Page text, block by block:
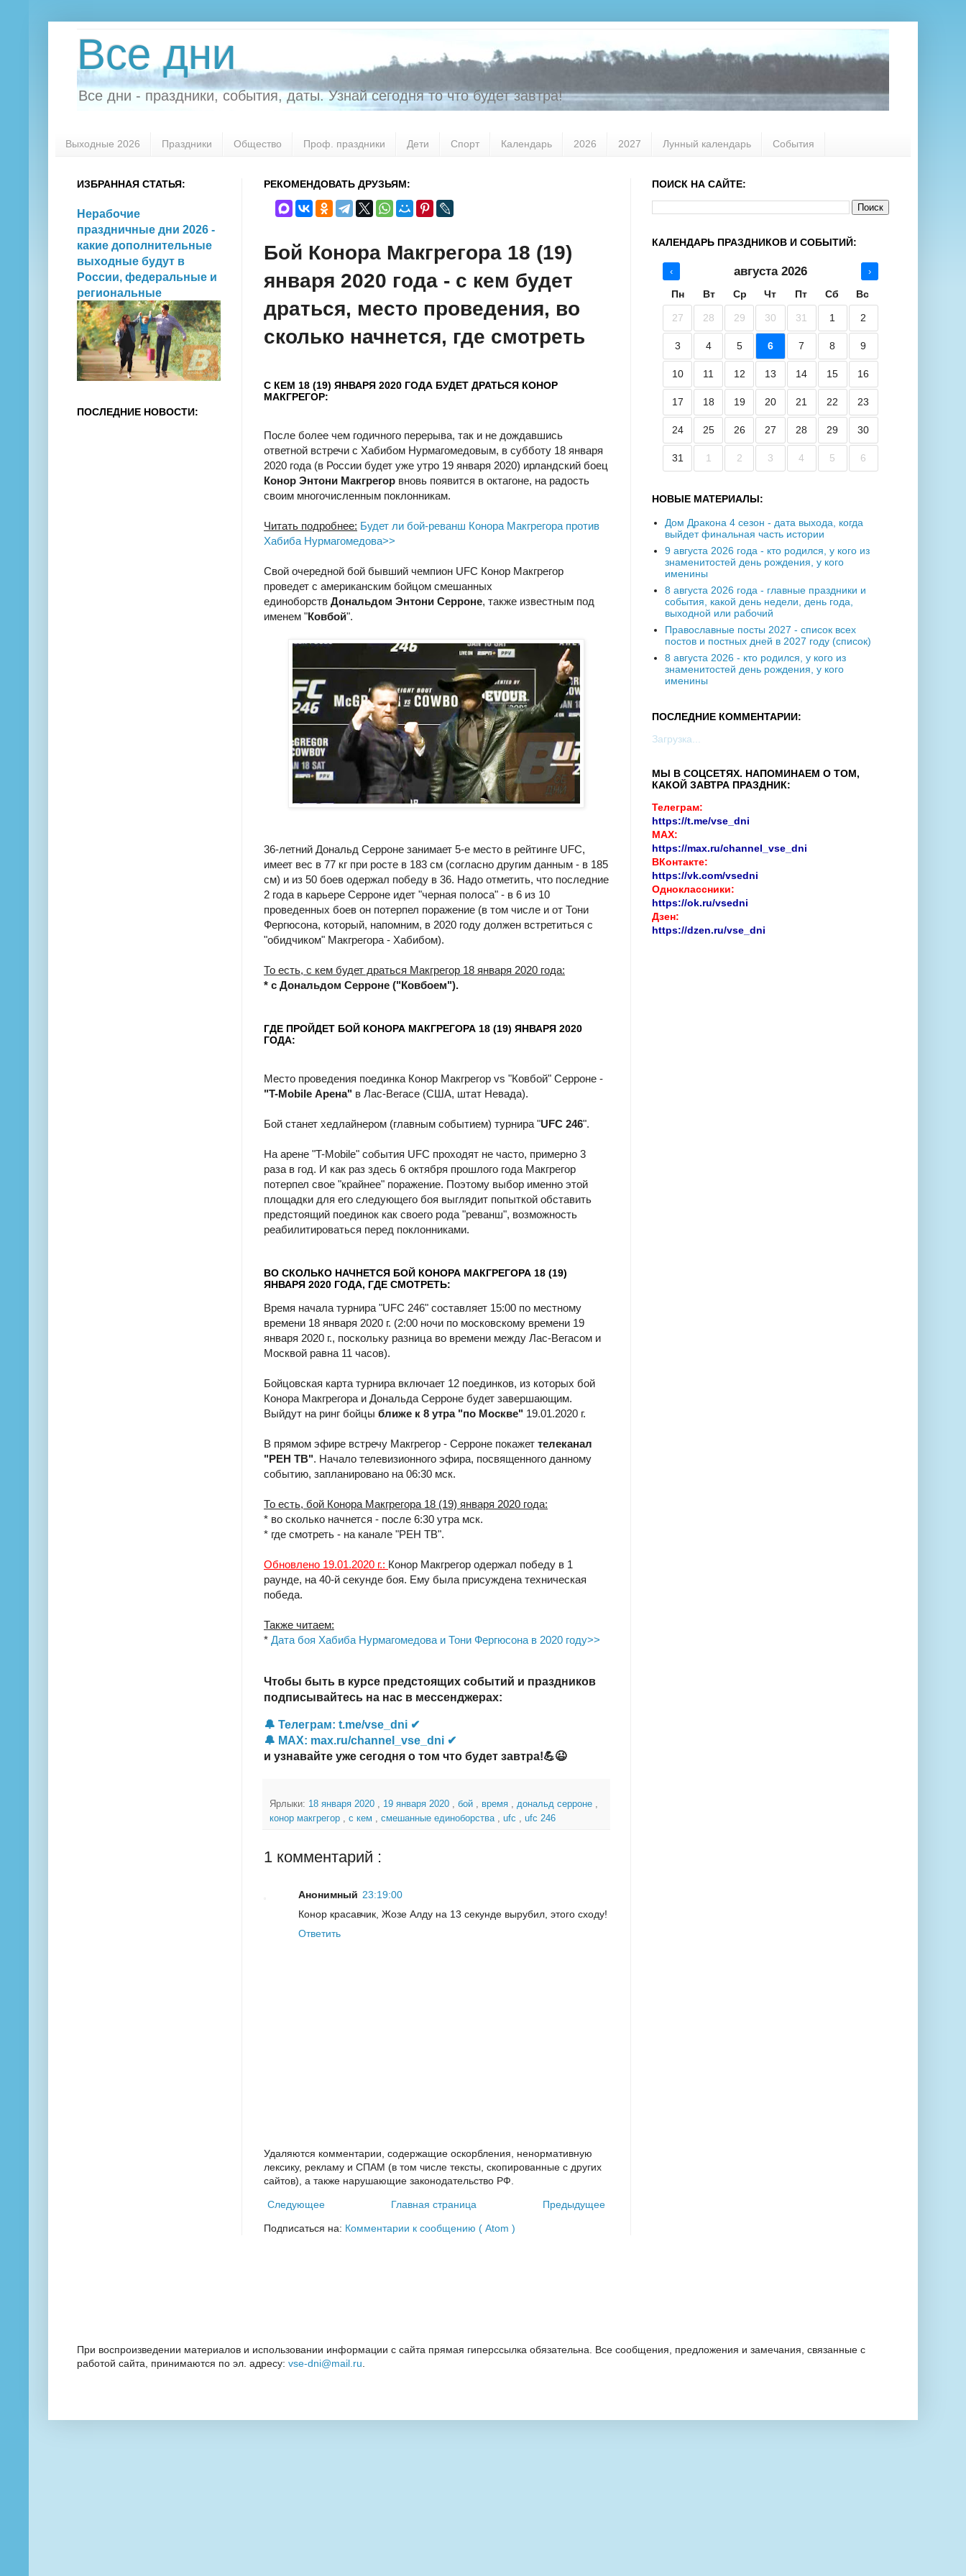
Все дни
Все дни - праздники, события, даты. Узнай сегодня то что будет завтра!
Выходные 2026 Праздники Общество Проф. праздники Дети Спорт Календарь 2026 2027 Лунный календарь События
РЕКОМЕНДОВАТЬ ДРУЗЬЯМ:
Бой Конора Макгрегора 18 (19)
января 2020 года - с кем будет
драться, место проведения, во
сколько начнется, где смотреть
С КЕМ 18 (19) ЯНВАРЯ 2020 ГОДА БУДЕТ ДРАТЬСЯ КОНОР
МАКГРЕГОР:
После более чем годичного перерыва, так и не дождавшись
ответной встречи с Хабибом Нурмагомедовым, в субботу 18 января
2020 года (в России будет уже утро 19 января 2020) ирландский боец
Конор Энтони Макгрегор вновь появится в октагоне, на радость
своим многочисленным поклонникам.
Читать подробнее: Будет ли бой-реванш Конора Макгрегора против
Хабиба Нурмагомедова>>
Свой очередной бой бывший чемпион UFC Конор Макгрегор
проведет с американским бойцом смешанных
единоборств Дональдом Энтони Серроне, также известным под
именем "Ковбой".
36-летний Дональд Серроне занимает 5-е место в рейтинге UFC,
имеет вес в 77 кг при росте в 183 см (согласно другим данным - в 185
см) и из 50 боев одержал победу в 36. Надо отметить, что последние
2 года в карьере Серроне идет "черная полоса" - в 6 из 10
проведенных боев он потерпел поражение (в том числе и от Тони
Фергюсона, который, напомним, в 2020 году должен встретиться с
"обидчиком" Макгрегора - Хабибом).
То есть, с кем будет драться Макгрегор 18 января 2020 года:
* с Дональдом Серроне ("Ковбоем").
ГДЕ ПРОЙДЕТ БОЙ КОНОРА МАКГРЕГОРА 18 (19) ЯНВАРЯ 2020
ГОДА:
Место проведения поединка Конор Макгрегор vs "Ковбой" Серроне -
"T-Mobile Арена" в Лас-Вегасе (США, штат Невада).
Бой станет хедлайнером (главным событием) турнира "UFC 246".
На арене "T-Mobile" события UFC проходят не часто, примерно 3
раза в год. И как раз здесь 6 октября прошлого года Макгрегор
потерпел свое "крайнее" поражение. Поэтому выбор именно этой
площадки для его следующего боя выглядит попыткой обставить
предстоящий поединок как своего рода "реванш", возможность
реабилитироваться перед поклонниками.
ВО СКОЛЬКО НАЧНЕТСЯ БОЙ КОНОРА МАКГРЕГОРА 18 (19)
ЯНВАРЯ 2020 ГОДА, ГДЕ СМОТРЕТЬ:
Время начала турнира "UFC 246" составляет 15:00 по местному
времени 18 января 2020 г. (2:00 ночи по московскому времени 19
января 2020 г., поскольку разница во времени между Лас-Вегасом и
Москвой равна 11 часов).
Бойцовская карта турнира включает 12 поединков, из которых бой
Конора Макгрегора и Дональда Серроне будет завершающим.
Выйдут на ринг бойцы ближе к 8 утра "по Москве" 19.01.2020 г.
В прямом эфире встречу Макгрегор - Серроне покажет телеканал
"РЕН ТВ". Начало телевизионного эфира, посвященного данному
событию, запланировано на 06:30 мск.
То есть, бой Конора Макгрегора 18 (19) января 2020 года:
* во сколько начнется - после 6:30 утра мск.
* где смотреть - на канале "РЕН ТВ".
Обновлено 19.01.2020 г.: Конор Макгрегор одержал победу в 1
раунде, на 40-й секунде боя. Ему была присуждена техническая
победа.
Также читаем:
* Дата боя Хабиба Нурмагомедова и Тони Фергюсона в 2020 году>>
Чтобы быть в курсе предстоящих событий и праздников
подписывайтесь на нас в мессенджерах:
🔔 Телеграм: t.me/vse_dni ✔
🔔 MAX: max.ru/channel_vse_dni ✔
и узнавайте уже сегодня о том что будет завтра!💪😉
Ярлыки: 18 января 2020 19 января 2020 бой время дональд серроне
конор макгрегор
с кем смешанные единоборства ufc ufc 246
1 комментарий :
Анонимный 23:19:00
Конор красавчик, Жозе Алду на 13 секунде вырубил, этого сходу!
Ответить
Удаляются комментарии, содержащие оскорбления, ненормативную
лексику, рекламу и СПАМ (в том числе тексты, скопированные с других
сайтов), а также нарушающие законодательство РФ.
Следующее Предыдущее
Главная страница
Подписаться на: Комментарии к сообщению ( Atom )
ИЗБРАННАЯ СТАТЬЯ:
Нерабочие
праздничные дни 2026 -
какие дополнительные
выходные будут в
России, федеральные и
региональные
ПОСЛЕДНИЕ НОВОСТИ:
ПОИСК НА САЙТЕ:
КАЛЕНДАРЬ ПРАЗДНИКОВ И СОБЫТИЙ:
‹ августа 2026 ›
Пн Вт Ср Чт Пт Сб Вс
27 28 29 30 31 1 2
3 4 5 6 7 8 9
10 11 12 13 14 15 16
17 18 19 20 21 22 23
24 25 26 27 28 29 30
31 1 2 3 4 5 6
НОВЫЕ МАТЕРИАЛЫ:
Дом Дракона 4 сезон - дата выхода, когда
выйдет финальная часть истории
9 августа 2026 года - кто родился, у кого из
знаменитостей день рождения, у кого
именины
8 августа 2026 года - главные праздники и
события, какой день недели, день года,
выходной или рабочий
Православные посты 2027 - список всех
постов и постных дней в 2027 году (список)
8 августа 2026 - кто родился, у кого из
знаменитостей день рождения, у кого
именины
ПОСЛЕДНИЕ КОММЕНТАРИИ:
Загрузка...
МЫ В СОЦСЕТЯХ. НАПОМИНАЕМ О ТОМ,
КАКОЙ ЗАВТРА ПРАЗДНИК:
Телеграм:
https://t.me/vse_dni
MAX:
https://max.ru/channel_vse_dni
ВКонтакте:
https://vk.com/vsedni
Одноклассники:
https://ok.ru/vsedni
Дзен:
https://dzen.ru/vse_dni
При воспроизведении материалов и использовании информации с сайта прямая гиперссылка обязательна. Все сообщения, предложения и замечания, связанные с
работой сайта, принимаются по эл. адресу: vse-dni@mail.ru